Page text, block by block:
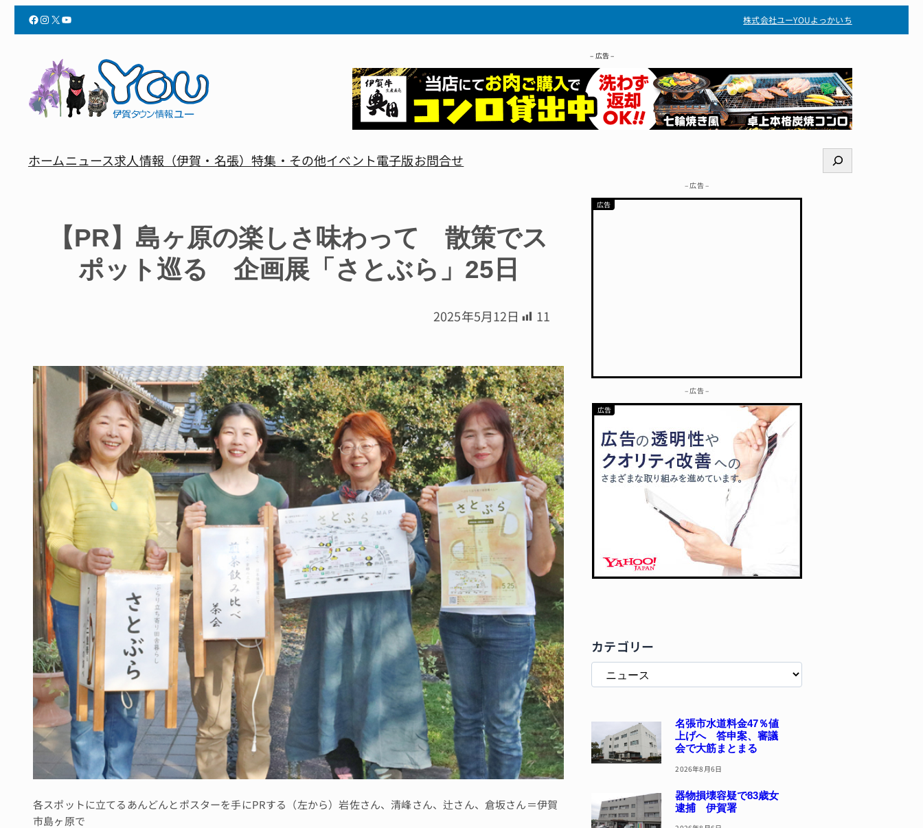
Facebook InstagramX YouTube 株式会社ユーYOUよっかいち
– 広告 –
ホームニュース求人情報（伊賀・名張）特集・その他イベント電子版お問合せ
検
索
【PR】島ヶ原の楽しさ味わって 散策でス
ポット巡る 企画展「さとぶら」25日
2025年5月12日 11
各スポットに立てるあんどんとポスターを手にPRする（左から）岩佐さん、清峰さん、辻さん、倉坂さん＝伊賀
市島ヶ原で
– 広告 –
– 広告 –
カテゴリー
名張市水道料金47％値
上げへ 答申案、審議
会で大筋まとまる
2026年8月6日
器物損壊容疑で83歳女
逮捕 伊賀署